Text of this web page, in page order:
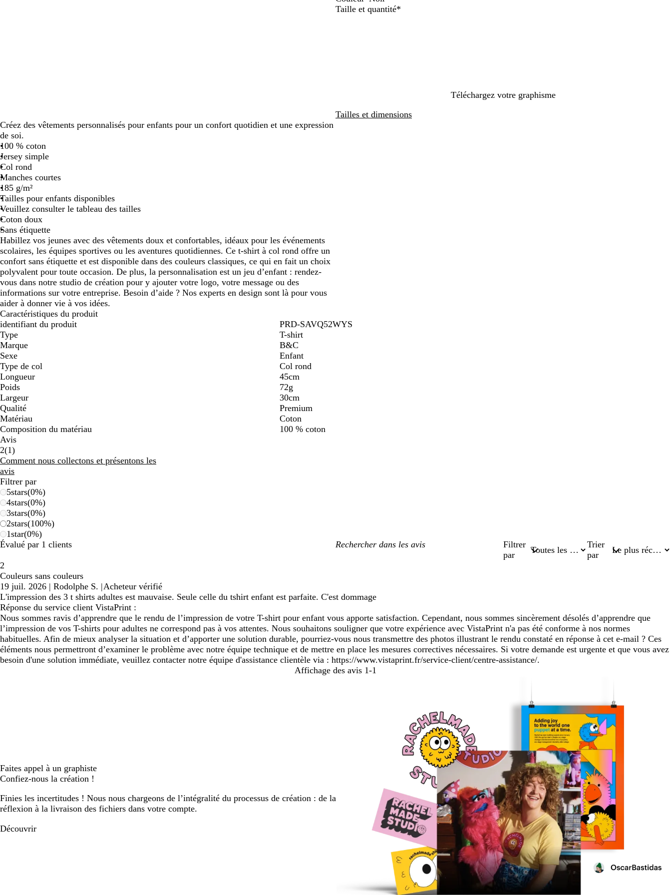
N
B
Taille et quantité*
Téléchargez votre graphisme
Tailles et dimensions
Créez des vêtements personnalisés pour enfants pour un confort quotidien et une expression
de soi.
100 % coton
Jersey simple
Col rond
Manches courtes
185 g/m²
Tailles pour enfants disponibles
Veuillez consulter le tableau des tailles
Coton doux
Sans étiquette
Habillez vos jeunes avec des vêtements doux et confortables, idéaux pour les événements
scolaires, les équipes sportives ou les aventures quotidiennes. Ce t-shirt à col rond offre un
confort sans étiquette et est disponible dans des couleurs classiques, ce qui en fait un choix
polyvalent pour toute occasion. De plus, la personnalisation est un jeu d’enfant : rendez-
vous dans notre studio de création pour y ajouter votre logo, votre message ou des
informations sur votre entreprise. Besoin d’aide ? Nos experts en design sont là pour vous
aider à donner vie à vos idées.
Caractéristiques du produit
identifiant du produit
PRD-SAVQ52WYS
Type
T-shirt
Marque
B&C
Sexe
Enfant
Type de col
Col rond
Longueur
45cm
Poids
72g
Largeur
30cm
Qualité
Premium
Matériau
Coton
Composition du matériau
100 % coton
Avis
2(11
avis
)
Comment nous collectons et présentons les
avis
Filtrer par
5stars(0%)
4stars(0%)
3stars(0%)
2stars(100%)
1star(0%)
Évalué par 1 clients
Mes
Filtrer
par
Trier
par
2
Couleurs sans couleurs
19 juil. 2026 | Rodolphe S. |Acheteur vérifié
L'impression des 3 t shirts adultes est mauvaise. Seule celle du tshirt enfant est parfaite. C'est dommage
Réponse du service client VistaPrint :
Nous sommes ravis d’apprendre que le rendu de l’impression de votre T-shirt pour enfant vous apporte satisfaction. Cependant, nous sommes sincèrement désolés d’apprendre que
l’impression de vos T-shirts pour adultes ne correspond pas à vos attentes. Nous souhaitons souligner que votre expérience avec VistaPrint n'a pas été conforme à nos normes
habituelles. Afin de mieux analyser la situation et d’apporter une solution durable, pourriez-vous nous transmettre des photos illustrant le rendu constaté en réponse à cet e-mail ? Ces
éléments nous permettront d’examiner le problème avec notre équipe technique et de mettre en place les mesures correctives nécessaires. Si votre demande est urgente et que vous avez
besoin d'une solution immédiate, veuillez contacter notre équipe d'assistance clientèle via : https://www.vistaprint.fr/service-client/centre-assistance/.
Affichage des avis 1-1
Faites appel à un graphiste
Confiez-nous la création !
Finies les incertitudes ! Nous nous chargeons de l’intégralité du processus de création : de la
réflexion à la livraison des fichiers dans votre compte.
Découvrir